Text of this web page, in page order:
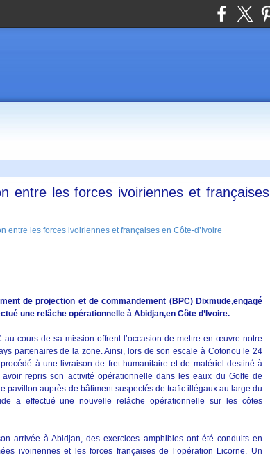
entre les forces ivoiriennes et françaises
de projection et de commandement (BPC) Dixmude,engagé
une relâche opérationnelle à Abidjan,en Côte d’Ivoire.
au cours de sa mission offrent l’occasion de mettre en œuvre notre
partenaires de la zone. Ainsi, lors de son escale à Cotonou le 24
à une livraison de fret humanitaire et de matériel destiné à
repris son activité opérationnelle dans les eaux du Golfe de
pavillon auprès de bâtiment suspectés de trafic illégaux au large du
a effectué une nouvelle relâche opérationnelle sur les côtes
arrivée à Abidjan, des exercices amphibies ont été conduits en
ivoiriennes et les forces françaises de l’opération Licorne. Un